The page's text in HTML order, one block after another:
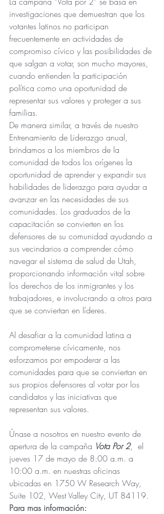
investigaciones que demuestran que los
votantes latinos no participan
frecuentemente en actividades de
compromiso cívico y las posibilidades de
que salgan a votar, son mucho mayores,
cuando entienden la participación
política como una oportunidad de
representar sus valores y proteger a sus
familias.
De manera similar, a través de nuestro
Entrenamiento de Liderazgo anual,
brindamos a los miembros de la
comunidad de todos los orígenes la
oportunidad de aprender y expandir sus
habilidades de liderazgo para ayudar a
avanzar en las necesidades de sus
comunidades. Los graduados de la
capacitación se convierten en los
defensores de su comunidad ayudando a
sus vecindarios a comprender cómo
navegar el sistema de salud de Utah,
proporcionando información vital sobre
los derechos de los inmigrantes y los
trabajadores, e involucrando a otros para
que se conviertan en líderes.
Al desafiar a la comunidad latina a
comprometerse cívicamente, nos
esforzamos por empoderar a las
comunidades para que se conviertan en
sus propios defensores al votar por los
candidatos y las iniciativas que
representan sus valores.
Únase a nosotros en nuestro evento de
apertura de la campaña Vota Por 2,  el
jueves 17 de mayo de 8:00 a.m. a
10:00 a.m. en nuestras oficinas
ubicadas en 1750 W Research Way,
Suite 102, West Valley City, UT 84119.
Para mas información: